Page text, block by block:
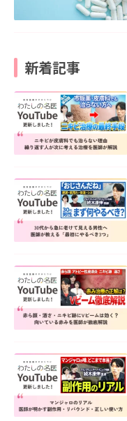
新着記事